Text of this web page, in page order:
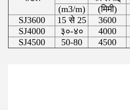
(m3/m) (मिमी)
SJ3600
15 से 25 3600
SJ4000
३०-४० 4000
SJ4500
50-80 4500